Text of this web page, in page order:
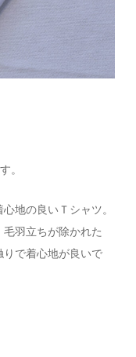
。
地の良いＴシャツ。
羽立ちが除かれた
りで着心地が良いで